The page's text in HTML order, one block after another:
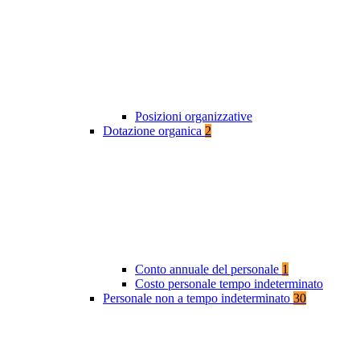
Posizioni organizzative
Dotazione organica 2
Conto annuale del personale 1
Costo personale tempo indeterminato
Personale non a tempo indeterminato 30